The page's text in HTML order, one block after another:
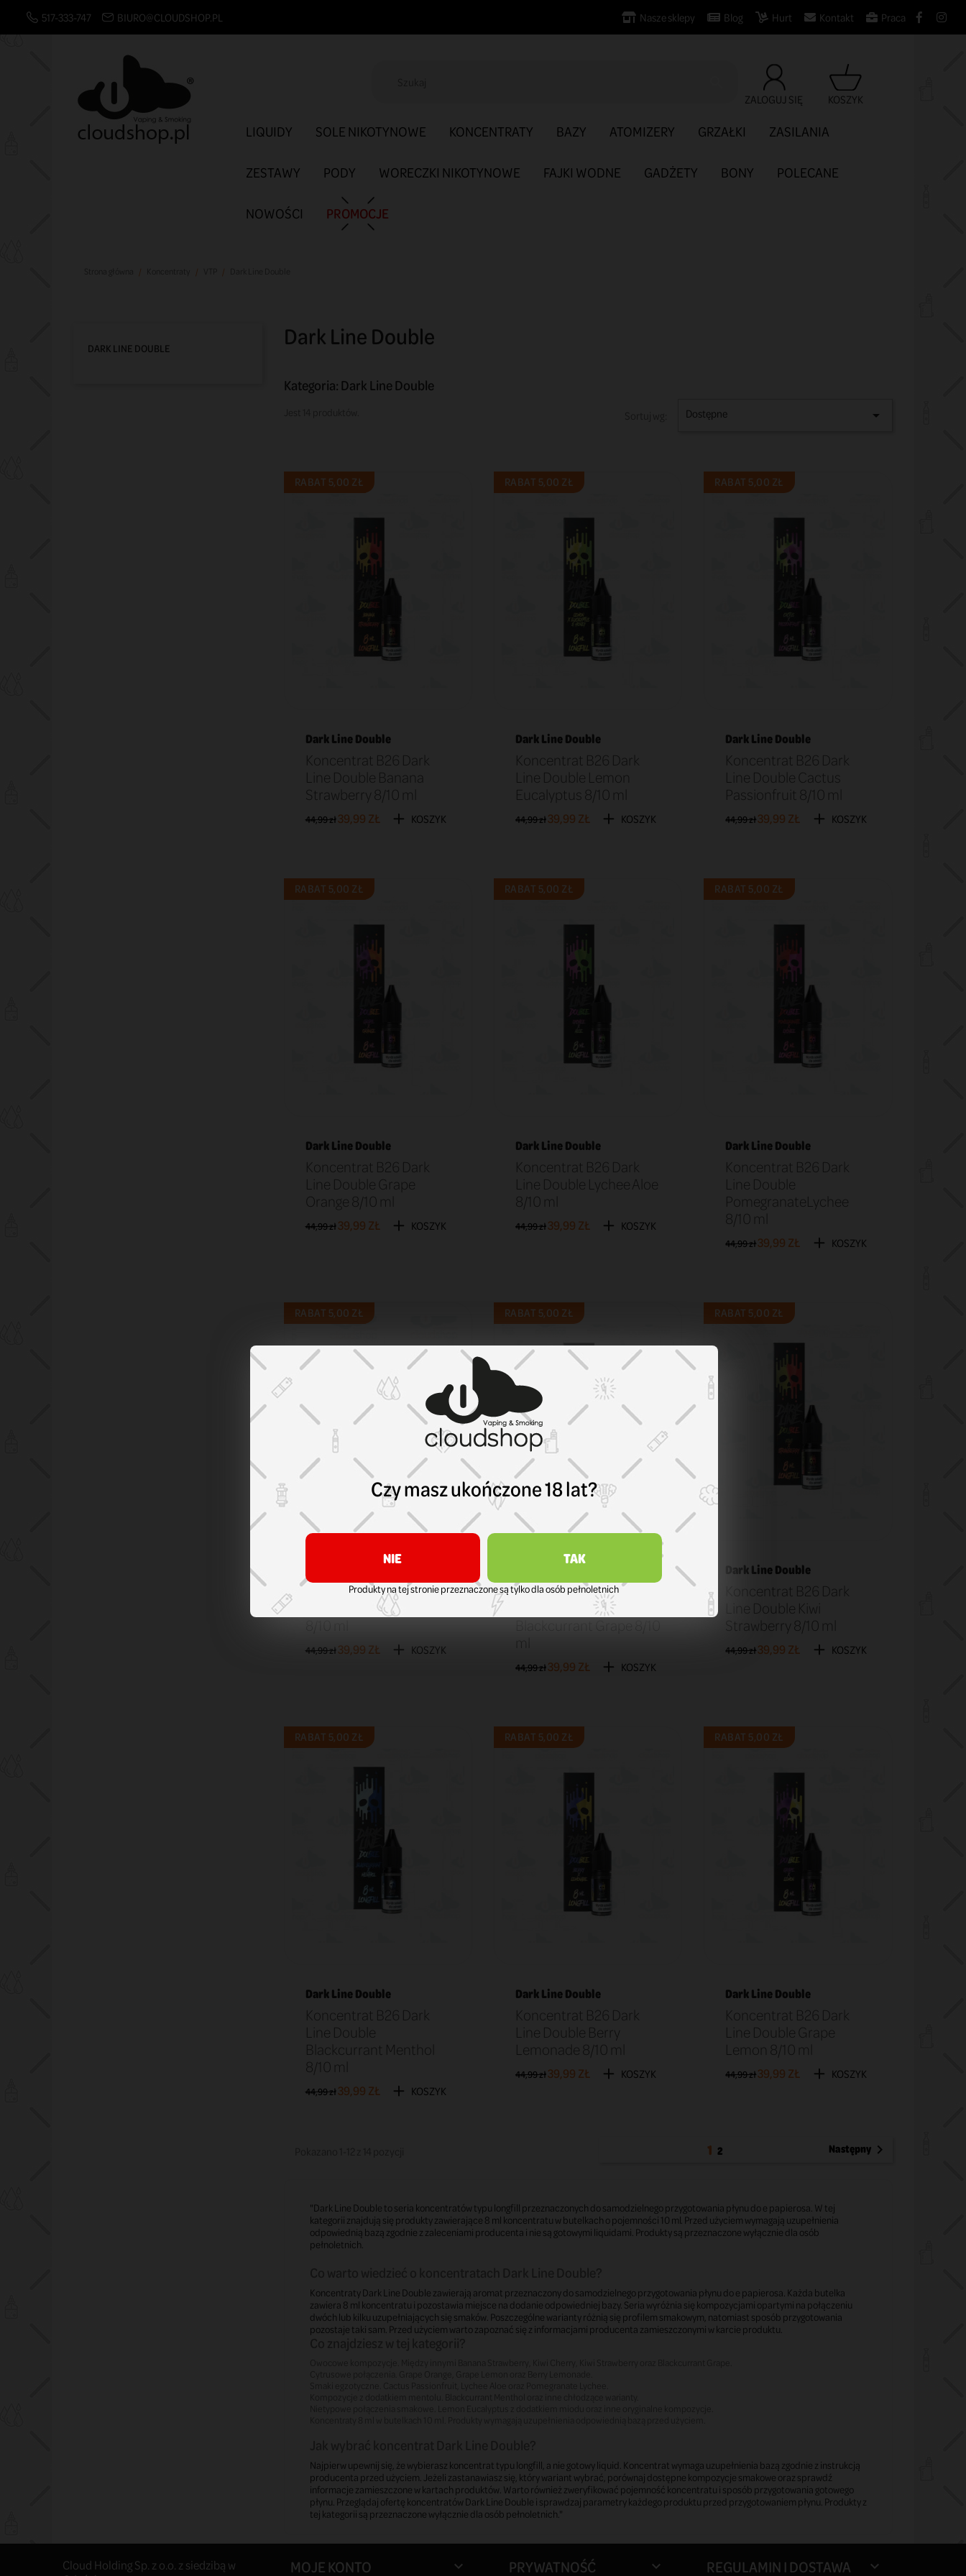
517-333-747 BIURO@CLOUDSHOP.PL Nasze sklepy Blog Hurt Kontakt Praca
ZALOGUJ SIĘ KOSZYK
LIQUIDY SOLE NIKOTYNOWE KONCENTRATY BAZY ATOMIZERY GRZAŁKI ZASILANIA
ZESTAWY PODY WORECZKI NIKOTYNOWE FAJKI WODNE GADŻETY BONY POLECANE
NOWOŚCI PROMOCJE
DARK LINE DOUBLE Dark Line Double
Kategoria: Dark Line Double
Dostępne 
RABAT 5,00 ZŁ
Dark Line Double
Koncentrat B26 Dark
Line Double Banana
Strawberry 8/10 ml
44,99 zł 39,99 ZŁ KOSZYK
RABAT 5,00 ZŁ
Dark Line Double
Koncentrat B26 Dark
Line Double Lemon
Eucalyptus 8/10 ml
44,99 zł39,99 ZŁ KOSZYK
RABAT 5,00 ZŁ
Dark Line Double
Koncentrat B26 Dark
Line Double Cactus
Passionfruit 8/10 ml
44,99 zł39,99 ZŁ KOSZYK
RABAT 5,00 ZŁ
Dark Line Double
Koncentrat B26 Dark
Line Double Grape
Orange 8/10 ml
44,99 zł 39,99 ZŁ KOSZYK
RABAT 5,00 ZŁ
Dark Line Double
Koncentrat B26 Dark
Line Double Lychee Aloe
8/10 ml
44,99 zł39,99 ZŁ KOSZYK
RABAT 5,00 ZŁ
Dark Line Double
Koncentrat B26 Dark
Line Double
PomegranateLychee
8/10 ml
44,99 zł39,99 ZŁ KOSZYK
RABAT 5,00 ZŁ
Dark Line Double
Koncentrat B26 Dark
Line Double Kiwi Cherry
8/10 ml
44,99 zł39,99 ZŁ KOSZYK
RABAT 5,00 ZŁ
Dark Line Double
Koncentrat B26 Dark
Blackcurrant Grape 8/10
ml
44,99 zł39,99 ZŁ KOSZYK
RABAT 5,00 ZŁ
Dark Line Double
Koncentrat B26 Dark
Line Double Kiwi
Strawberry 8/10 ml
44,99 zł39,99 ZŁ KOSZYK
RABAT 5,00 ZŁ
Dark Line Double
Koncentrat B26 Dark
Line Double
Blackcurrant Menthol
8/10 ml
44,99 zł 39,99 ZŁ KOSZYK
RABAT 5,00 ZŁ
Dark Line Double
Koncentrat B26 Dark
Line Double Berry
Lemonade 8/10 ml
44,99 zł39,99 ZŁ KOSZYK
RABAT 5,00 ZŁ
Dark Line Double
Koncentrat B26 Dark
Line Double Grape
Lemon 8/10 ml
44,99 zł39,99 ZŁ KOSZYK
1 2 Następny
"Dark Line Double to seria koncentratów typu longfill przeznaczonych do samodzielnego przygotowania płynu do e papierosa. W tej
kategorii znajdują się produkty zawierające 8 ml koncentratu w butelkach o pojemności 10 ml. Przed użyciem wymagają uzupełnienia
odpowiednią bazą zgodnie z zaleceniami producenta i nie są gotowymi liquidami. Produkty są przeznaczone wyłącznie dla osób
pełnoletnich.
Koncentraty Dark Line Double zawierają aromat przeznaczony do samodzielnego przygotowania płynu do e papierosa. Każda butelka
zawiera 8 ml koncentratu i pozostawia miejsce na dodanie odpowiedniej bazy. Seria wyróżnia się kompozycjami opartymi na połączeniu
dwóch lub kilku uzupełniających się smaków. Poszczególne warianty różnią się profilem smakowym, natomiast sposób przygotowania
pozostaje taki sam. Przed użyciem warto zapoznać się z informacjami producenta zamieszczonymi w karcie produktu.
Najpierw upewnij się, że wybierasz koncentrat typu longfill, a nie gotowy liquid. Koncentrat wymaga uzupełnienia bazą zgodnie z instrukcją
producenta przed użyciem. Jeżeli zastanawiasz się, który wariant wybrać, porównaj dostępne kompozycje smakowe oraz sprawdź
informacje zamieszczone w kartach produktów. Warto również zweryfikować pojemność koncentratu i sposób przygotowania gotowego
płynu. Przeglądaj ofertę koncentratów Dark Line Double i sprawdzaj parametry każdego produktu przed przygotowaniem płynu. Produkty z
tej kategorii są przeznaczone wyłącznie dla osób pełnoletnich."
Cloud Holding Sp. z o.o. z siedzibą w
MOJE KONTO  PRYWATNOŚĆ  REGULAMIN I DOSTAWA 
Czy masz ukończone 18 lat?
NIE TAK
Produkty na tej stronie przeznaczone są tylko dla osób pełnoletnich